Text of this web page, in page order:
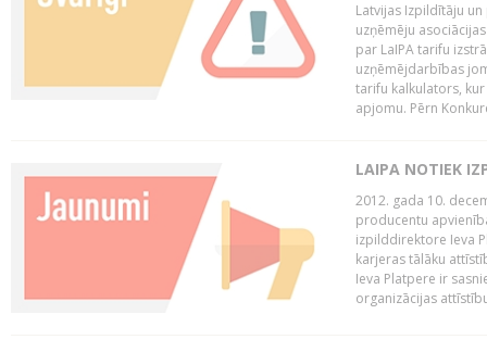
Latvijas Izpildītāju
uzņēmēju
par LaIPA tarifu
uzņēmējdarbības
tarifu kalkulators,
apjomu. Pērn
LAIPA NOTIEK
2012. gada 10.
producentu
izpilddirektore Ieva
karjeras tālāku
Ieva Platpere ir
organizācijas